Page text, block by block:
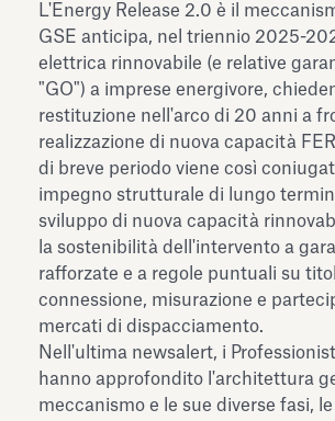
L'Energy Release 2.0 è il
GSE anticipa, nel triennio 2025-
elettrica rinnovabile (e relative
"GO") a imprese energivore,
restituzione nell'arco di 20 anni a
realizzazione di nuova capacità
di breve periodo viene così
impegno strutturale di lungo
sviluppo di nuova capacità
la sostenibilità dell'intervento a
rafforzate e a regole puntuali su
connessione, misurazione e
mercati di dispacciamento.
Nell'ultima newsalert, i
hanno approfondito l'architettura
meccanismo e le sue diverse fasi,